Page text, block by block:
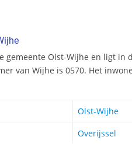
gemeente Olst-Wijhe en ligt in
van Wijhe is 0570. Het
Olst-Wijhe
Overijssel